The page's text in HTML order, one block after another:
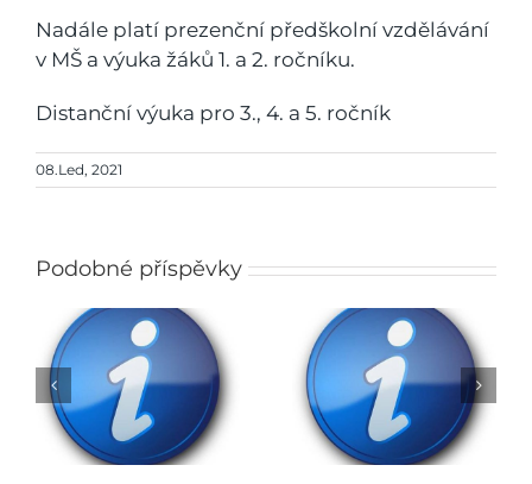
Kontakt
Nadále platí prezenční předškolní vzdělávání
v MŠ a výuka žáků 1. a 2. ročníku.
Distanční výuka pro 3., 4. a 5. ročník
08.Led, 2021
Podobné příspěvky
Rozhodnutí o přijetí
do ZŠ na školní rok
2026/2027
Obědy do škol